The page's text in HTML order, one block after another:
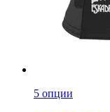
5 опции